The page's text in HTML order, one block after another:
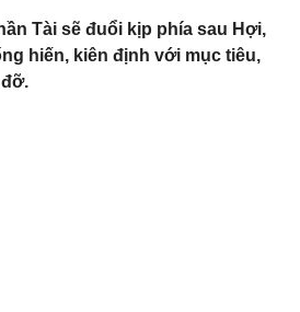
Tài sẽ đuổi kịp phía sau Hợi,
hiến, kiên định với mục tiêu,